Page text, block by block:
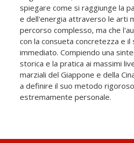
spiegare come si raggiunge la
e dell'energia attraverso le arti
percorso complesso, ma che
con la consueta concretezza e
immediato. Compiendo una
storica e la pratica ai massimi
marziali del Giappone e della
a definire il suo metodo
estremamente personale.